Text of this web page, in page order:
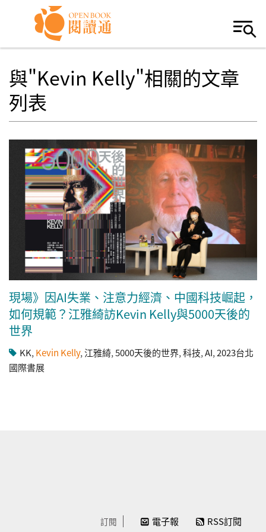
Skip to navigation
移至主內容
與"Kevin Kelly"相關的文章
列表
現場》因AI失業、注意力經濟、中國科技崛起，
如何規範？江雅綺訪Kevin Kelly與5000天後的
世界
KK, Kevin Kelly,江雅綺,5000天後的世界,科技,AI,2023台北
國際書展
訂閱 電子報 RSS訂閱